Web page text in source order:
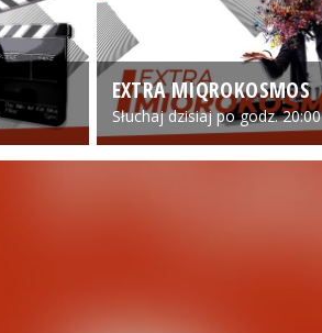
EXTRA MIQROKOSMOS
Słuchaj dzisiaj po godz. 20:00